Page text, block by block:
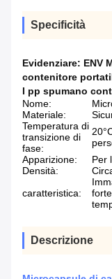
Specificità
Evidenziare: ENV
contenitore
I pp spumano
Nome:
Materiale:
Temperatura di
transizione di
fase:
Apparizione:
Per
Densità:
caratteristica:
Descrizione